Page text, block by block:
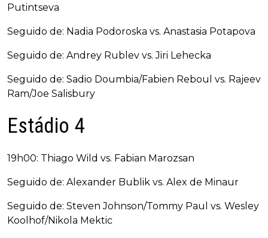
Putintseva
Seguido de: Nadia Podoroska vs. Anastasia Potapova
Seguido de: Andrey Rublev vs. Jiri Lehecka
Seguido de: Sadio Doumbia/Fabien Reboul vs. Rajeev
Ram/Joe Salisbury
Estádio 4
19h00: Thiago Wild vs. Fabian Marozsan
Seguido de: Alexander Bublik vs. Alex de Minaur
Seguido de: Steven Johnson/Tommy Paul vs. Wesley
Koolhof/Nikola Mektic